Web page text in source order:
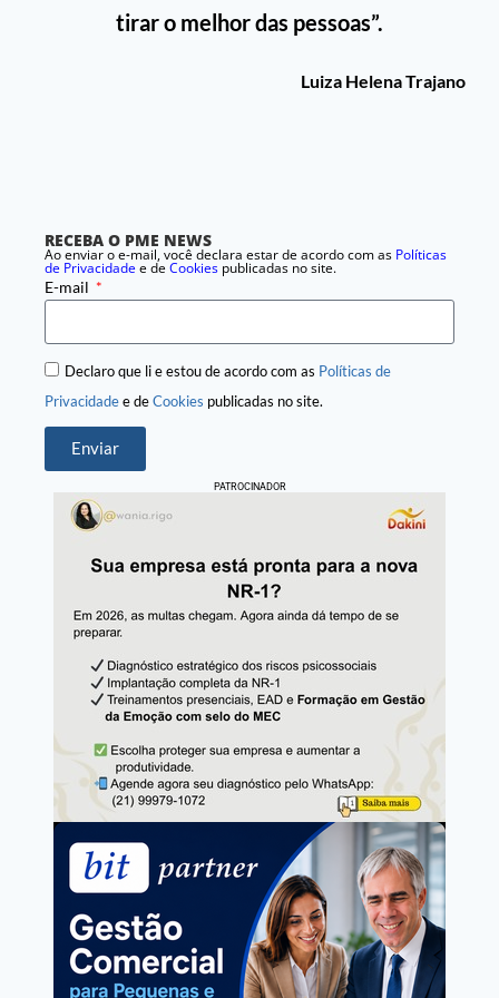
tirar o melhor das pessoas”.
Luiza Helena Trajano
RECEBA O PME NEWS
Ao enviar o e-mail, você declara estar de acordo com as Políticas
de Privacidadee deCookies publicadas no site.
E-mail
Declaro que li e estou de acordo com as Políticas de
Privacidadee deCookies publicadas no site.
Enviar
PATROCINADOR